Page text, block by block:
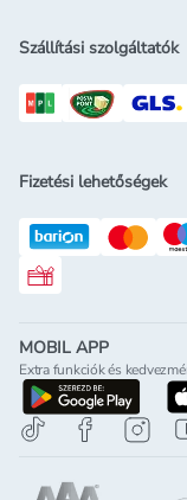
Szállítási szolgáltatók
Fizetési lehetőségek
Rossmann
MOBIL APP
Extra funkciók és